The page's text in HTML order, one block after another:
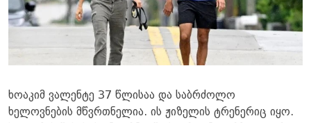
ხოაკიმ ვალენტე 37 წლისაა და საბრძოლო
ხელოვნების მწვრთნელია. ის ჟიზელის ტრენერიც იყო.